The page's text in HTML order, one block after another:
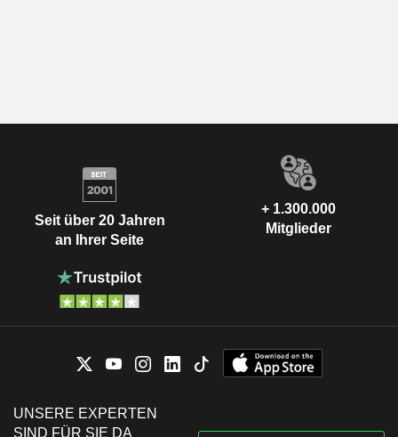
Seit über 20 Jahren
an Ihrer Seite
+ 1.300.000
Mitglieder
UNSERE EXPERTEN
SIND FÜR SIE DA